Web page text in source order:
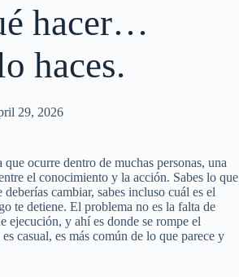
hacer…
haces.
29, 2026
ocurre dentro de muchas personas, una
el conocimiento y la acción. Sabes lo que
cambiar, sabes incluso cuál es el
te detiene. El problema no es la falta de
ejecución, y ahí es donde se rompe el
casual, es más común de lo que parece y